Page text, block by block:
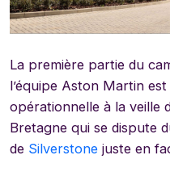
La première partie du
l’équipe Aston Martin
opérationnelle à la veille
Bretagne qui se dispute
de Silverstone juste en